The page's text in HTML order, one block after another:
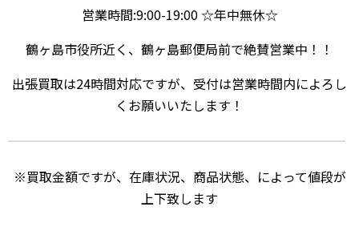
営業時間:9:00-19:00 ☆年中無休☆
鶴ヶ島市役所近く、鶴ヶ島郵便局前で絶賛営業中！！
出張買取は24時間対応ですが、受付は営業時間内によろし
くお願いいたします！
※買取金額ですが、在庫状況、商品状態、によって値段が
上下致します